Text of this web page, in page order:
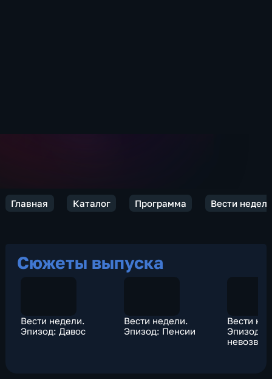
Главная Каталог Программа Вести недели
Сюжеты выпуска
Вести недели.
Эпизод: Давос
Вести недели.
Эпизод: Пенсии
Вести
Эпизод: